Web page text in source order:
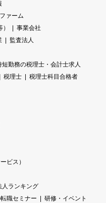
ァーム
事業会社
監査法人
短勤務の税理士・会計士求人
税理士
税理士科目合格者
ビス）
人ランキング
職セミナー
研修・イベント